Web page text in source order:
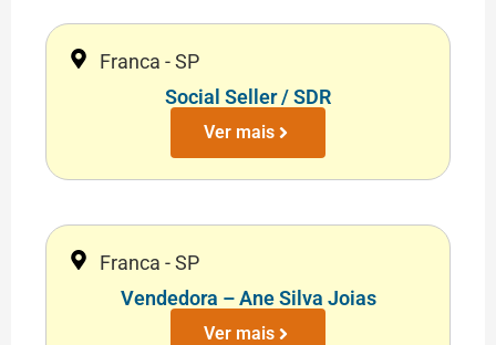
Franca - SP
Social Seller / SDR
Ver mais
Franca - SP
Vendedora – Ane Silva Joias
Ver mais